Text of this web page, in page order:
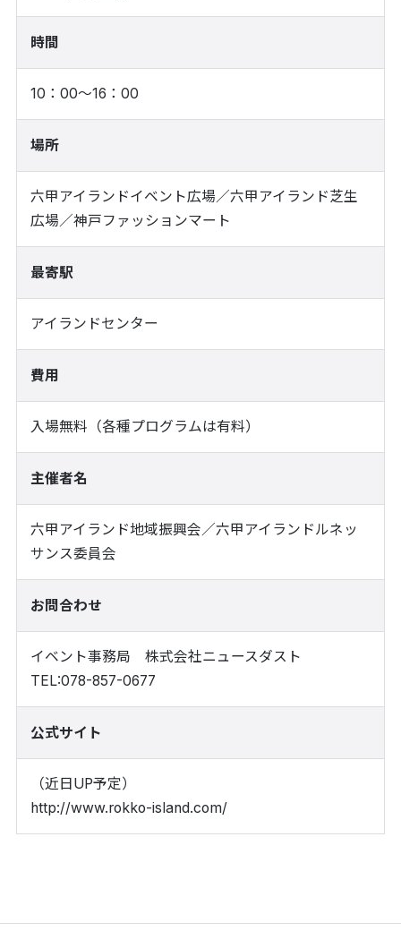
時間
10：00～16：00
場所
六甲アイランドイベント広場／六甲アイランド芝生
広場／神戸ファッションマート
最寄駅
アイランドセンター
費用
入場無料（各種プログラムは有料）
主催者名
六甲アイランド地域振興会／六甲アイランドルネッ
サンス委員会
お問合わせ
イベント事務局 株式会社ニュースダスト
TEL:078-857-0677
公式サイト
（近日UP予定）
http://www.rokko-island.com/